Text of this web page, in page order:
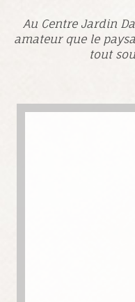
Au Centre Jardin
amateur que le
tout